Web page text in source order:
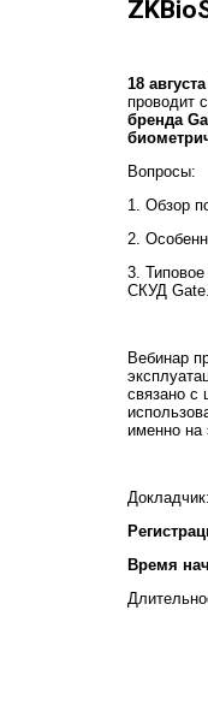
18
проводит
бренда
Вопросы:
1. Обзор
2.
3.
СКУД Gate.
Вебинар
связано с
именно на
Время